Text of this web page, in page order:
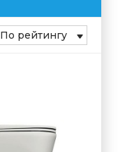
По рейтингу